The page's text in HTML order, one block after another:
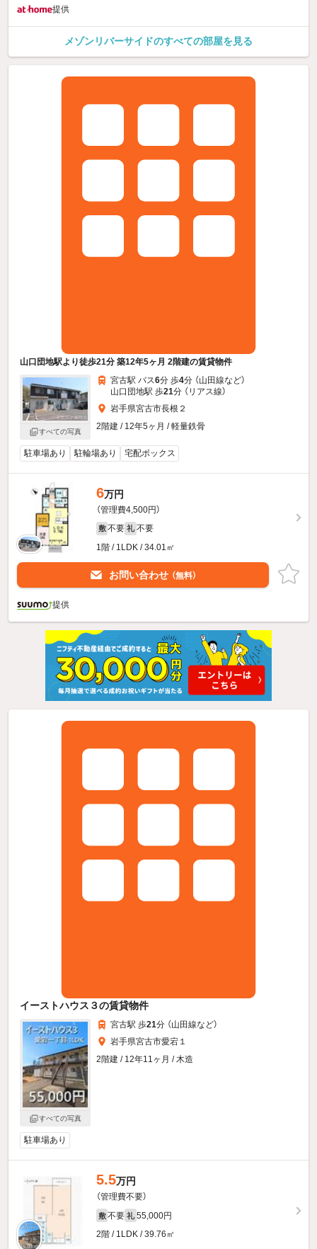
提供
メゾンリバーサイドのすべての部屋を見る
山口団地駅より徒歩21分 築12年5ヶ月 2階建の賃貸物件
すべての写真
宮古駅 バス6分 歩4分 （山田線など）
山口団地駅 歩21分 （リアス線）
岩手県宮古市長根２
2階建 / 12年5ヶ月 / 軽量鉄骨
駐車場あり 駐輪場あり 宅配ボックス
6万円
（管理費4,500円）
敷 不要 礼 不要
1階 / 1LDK / 34.01㎡
お問い合わせ （無料）
提供
イーストハウス３の賃貸物件
すべての写真
宮古駅 歩21分 （山田線など）
岩手県宮古市愛宕１
2階建 / 12年11ヶ月 / 木造
駐車場あり
5.5万円
（管理費不要）
敷 不要 礼 55,000円
2階 / 1LDK / 39.76㎡